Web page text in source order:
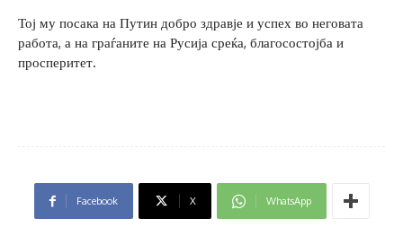
Тој му посака на Путин добро здравје и успех во неговата
работа, а на граѓаните на Русија среќа, благосостојба и
просперитет.
Facebook X WhatsApp